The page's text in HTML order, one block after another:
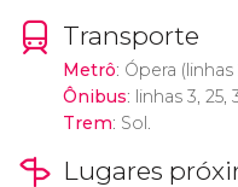
Transporte
Metrô: Ópera (linhas
Ônibus: linhas 3, 25,
Trem: Sol.
Lugares